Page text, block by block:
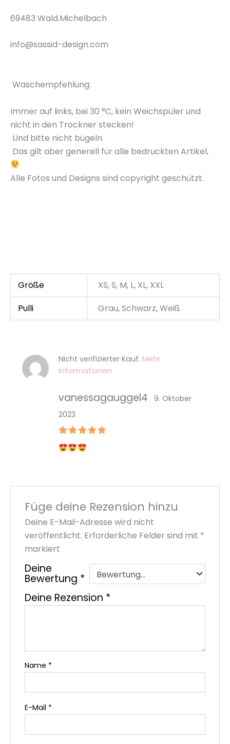
69483 Wald.Michelbach
info@sassid-design.com
Waschempfehlung:
Immer auf links, bei 30 °C, kein Weichspüler und
nicht in den Trockner stecken!
Und bitte nicht bügeln.
Das gilt aber generell für alle bedruckten Artikel.
Alle Fotos und Designs sind copyright geschützt.
Größe
XS, S, M, L, XL, XXL
Pulli
Grau, Schwarz, Weiß
Bewertet
mit5von
vanessagauggel4
9. Oktober
2023
Nicht verifizierter Kauf. Mehr
Informationen
Füge deine Rezension hinzu
Deine E-Mail-Adresse wird nicht
veröffentlicht. Erforderliche Felder sind mit *
markiert
Deine
Bewertung *
Deine Rezension *
Name *
E-Mail *